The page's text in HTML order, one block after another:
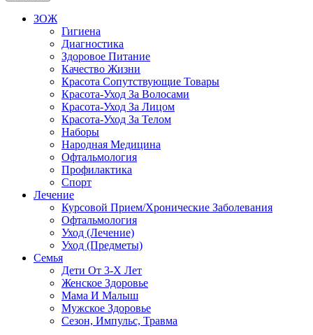
ЗОЖ
Гигиена
Диагностика
Здоровое Питание
Качество Жизни
Красота Сопутствующие Товары
Красота-Уход За Волосами
Красота-Уход За Лицом
Красота-Уход За Телом
Наборы
Народная Медицина
Офтальмология
Профилактика
Спорт
Лечение
Курсовой Прием/Хронические Заболевания
Офтальмология
Уход (Лечение)
Уход (Предметы)
Семья
Дети От 3-Х Лет
Женское Здоровье
Мама И Малыш
Мужское Здоровье
Сезон, Импульс, Травма